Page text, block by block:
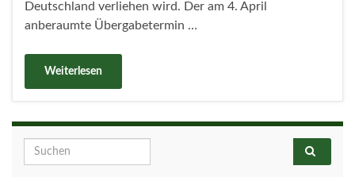
Deutschland verliehen wird. Der am 4. April
anberaumte Übergabetermin …
Weiterlesen
Search for: